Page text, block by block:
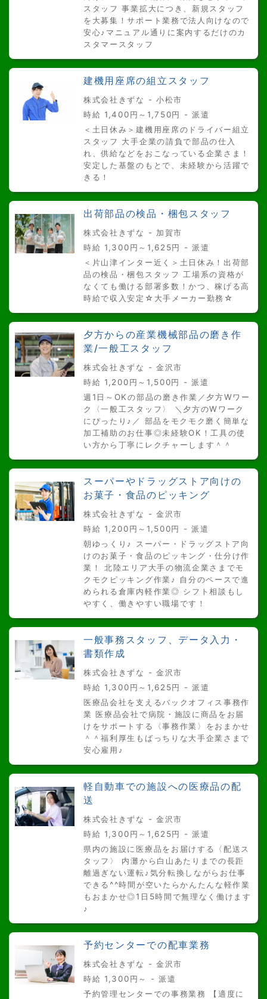
スタッフ 事業拡大につき、新規スタッフ
を大募集！サポート業務で法人向けなので
安心♪マニュアル通りに案内するだけのカ
スタマースタッフ
建機用座席の組立スタッフ
株式会社きずな - 小松市
時給 1,400円～1,750円 - 派遣
＜土日休み＞建機用座席のドライバー組立
スタッフ 大手企業の請負で部品の仕入
れ、供給などをおこなっている企業さま！
安定した基盤のもとで、未経験から活躍で
きる！
出荷部品の検品・梱包スタッフ
株式会社きずな - 加賀市
時給 1,300円～1,625円 - 派遣
＜片山津インター近く＞土日休み！出荷部
品の検品・梱包スタッフ 工場系の資格が
なくても働ける部署多数！かつ、稼げる高
時給で収入安定☆大手メーカー勤務☆
夕方からの産業機械部品の磨き作
業/一般工スタッフ
株式会社きずな - 金沢市
時給 1,200円～1,500円 - 派遣
週1日～OKの部品の磨き作業／夕方Wワー
ク〈一般工スタッフ〉 ＼夕方のWワーク
にぴったり♪／ 部品をモクモク磨く簡単な
加工補助のお仕事◎未経験OK！工具の使
い方から丁寧にレクチャーします＾＾
スーパーやドラッグストア向けの
お菓子・食品のピッキング
株式会社きずな - 金沢市
時給 1,200円～1,500円 - 派遣
朝ゆっくり♪ スーパー・ドラッグストア向
けのお菓子・食品のピッキング・仕分け作
業！ 北陸エリア大手の物流企業さまでモ
クモクピッキング作業♪ 自分のペースで進
められる倉庫内軽作業◎ シフト相談もし
やすく、働きやすい職場です！
一般事務スタッフ、データ入力・
書類作成
株式会社きずな - 金沢市
時給 1,300円～1,625円 - 派遣
医療品会社を支えるバックオフィス事務作
業 医療品会社で病院・施設に商品をお届
けをサポートする〈事務作業〉をおまかせ
＾＾福利厚生もばっちりな大手企業さまで
安心雇用♪
軽自動車での施設への医療品の配
送
株式会社きずな - 金沢市
時給 1,300円～1,625円 - 派遣
県内の施設に医療品をお届けする〈配送ス
タッフ〉 内灘から白山あたりまでの長距
離過ぎない運転♪気分転換しながらお仕事
できる^^時間が空いたらかんたんな軽作業
もおまかせ◎1日5時間で無理なく働けます
♪
予約センターでの配車業務
株式会社きずな - 金沢市
時給 1,300円～ - 派遣
予約管理センターでの事務業務 【適度に